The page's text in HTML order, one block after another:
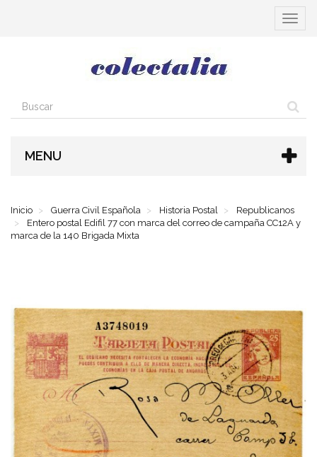
MENU
Inicio Guerra Civil Española Historia Postal
Republicanos
Entero postal Edifil 77 con marca del correo de campaña CC12A y
marca de la 140 Brigada Mixta